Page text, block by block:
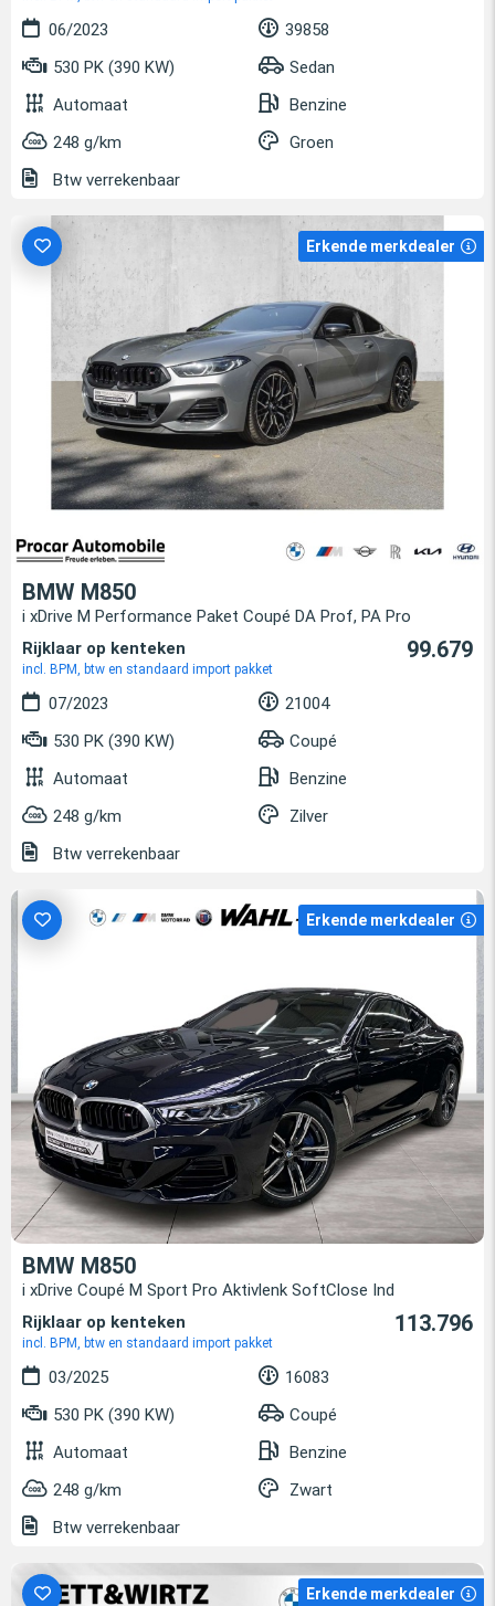
06/2023
39858
530 PK (390 KW)
Sedan
Automaat
Benzine
248 g/km
Groen
Btw verrekenbaar
Erkende merkdealer
BMW M850
i xDrive M Performance Paket Coupé DA Prof, PA Pro
Rijklaar op kenteken
incl. BPM, btw en standaard import pakket
99.679
07/2023
21004
530 PK (390 KW)
Coupé
Automaat
Benzine
248 g/km
Zilver
Btw verrekenbaar
Erkende merkdealer
BMW M850
i xDrive Coupé M Sport Pro Aktivlenk SoftClose Ind
Rijklaar op kenteken
incl. BPM, btw en standaard import pakket
113.796
03/2025
16083
530 PK (390 KW)
Coupé
Automaat
Benzine
248 g/km
Zwart
Btw verrekenbaar
Erkende merkdealer